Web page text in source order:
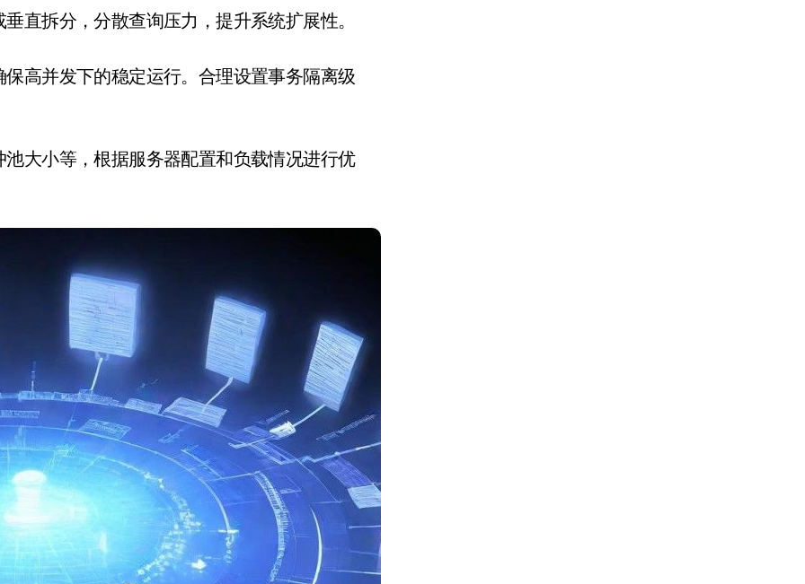
直拆分，分散查询压力，提升系统扩展性。
高并发下的稳定运行。合理设置事务隔离级
大小等，根据服务器配置和负载情况进行优